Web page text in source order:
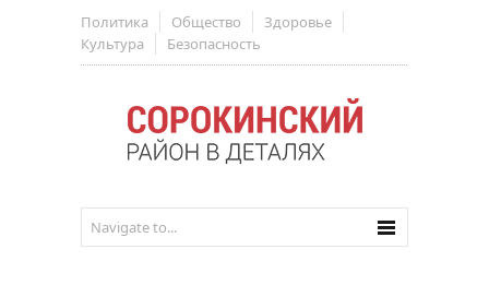
Политика Общество
Здоровье
Культура
Безопасность